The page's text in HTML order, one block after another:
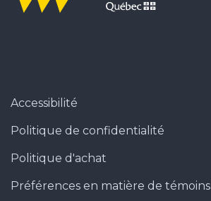
Accessibilité
Politique de confidentialité
Politique d'achat
Préférences en matière de témoins